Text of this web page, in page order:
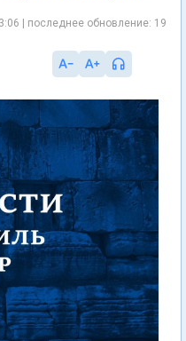
| последнее обновление: 19